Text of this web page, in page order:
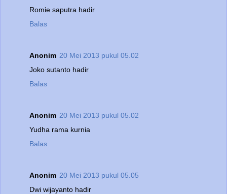
Romie saputra hadir
Balas
Anonim 20 Mei 2013 pukul 05.02
Joko sutanto hadir
Balas
Anonim 20 Mei 2013 pukul 05.02
Yudha rama kurnia
Balas
Anonim 20 Mei 2013 pukul 05.05
Dwi wijayanto hadir